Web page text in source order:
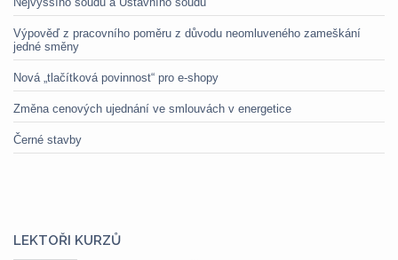
Výpověď z pracovního poměru z důvodu neomluveného zameškání
jedné směny
Nová „tlačítková povinnost“ pro e-shopy
Změna cenových ujednání ve smlouvách v energetice
Černé stavby
LEKTOŘI KURZŮ